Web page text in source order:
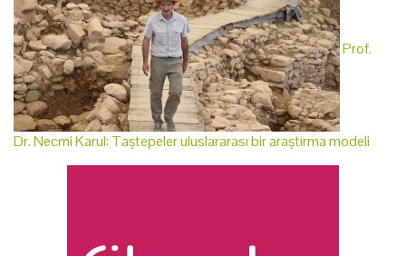
Prof.
Dr. Necmi Karul: Taştepeler uluslararası bir araştırma modeli